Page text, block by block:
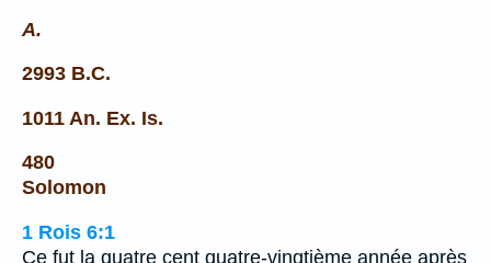
A.
2993 B.C.
1011 An. Ex. Is.
480
Solomon
1 Rois 6:1
Ce fut la quatre cent quatre-vingtième année après